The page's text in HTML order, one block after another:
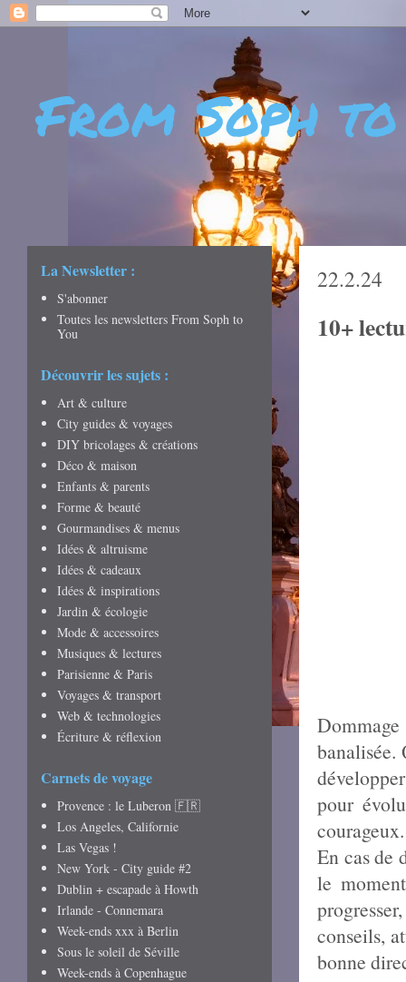
From Soph
- DÉCOUVERTES - CULTURE - CITY GUIDES -
22.2.24
10+
banalisée.
pour
En cas de
le
conseils,
bonne
La Newsletter :
S'abonner
Toutes les newsletters From Soph to
You
Découvrir les sujets :
Art & culture
City guides & voyages
DIY bricolages & créations
Déco & maison
Enfants & parents
Forme & beauté
Gourmandises & menus
Idées & altruisme
Idées & cadeaux
Idées & inspirations
Jardin & écologie
Mode & accessoires
Musiques & lectures
Parisienne & Paris
Voyages & transport
Web & technologies
Écriture & réflexion
Carnets de voyage
Provence : le Luberon 🇫🇷
Los Angeles, Californie
Las Vegas !
New York - City guide #2
Dublin + escapade à Howth
Irlande - Connemara
Week-ends xxx à Berlin
Sous le soleil de Séville
Week-ends à Copenhague